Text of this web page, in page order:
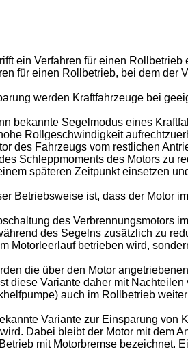
ein Verfahren für einen
für einen Rollbetrieb, bei dem der
werden Kraftfahrzeuge bei
bekannte Segelmodus eines
Rollgeschwindigkeit
des Fahrzeugs vom restlichen
Schleppmoments des Motors zu
späteren Zeitpunkt einsetzen
Betriebsweise ist, dass der Motor
des Verbrennungsmotors
des Segelns zusätzlich zu
Motorleerlauf betrieben wird,
die über den Motor
diese Variante daher mit
auch im Rollbetrieb
Variante zur Einsparung von
Dabei bleibt der Motor mit dem
mit Motorbremse bezeichnet.